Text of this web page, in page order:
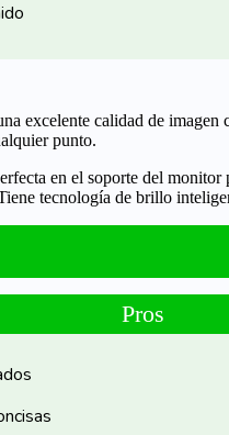
excelente calidad de imagen
punto.
en el soporte del
tecnología de brillo
Pros